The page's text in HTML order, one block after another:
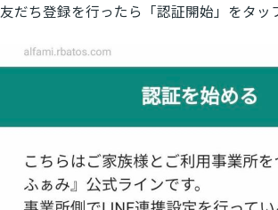
友だち登録を行ったら「認証開始」をタッ